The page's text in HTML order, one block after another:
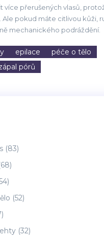
více přerušených vlasů,
Ale pokud máte citlivou kůži,
mechanického podráždění.
epilace
péče o tělo
pórů
(83)
(52)
(32)